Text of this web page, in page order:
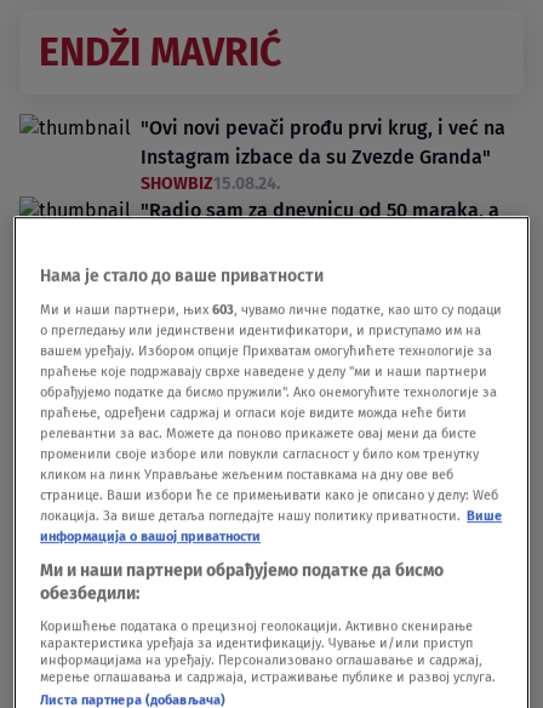
ENDŽI MAVRIĆ
"Ovi novi pevači prođu prvi krug, i već na
Instagram izbace da su Zvezde Granda"
SHOWBIZ15.08.24.
"Radio sam za dnevnicu od 50 maraka, a
to propadne"
Oglas
"Tu noć sam bio u kafani gde je Halid
Bešlić pevao 'Živela Jugoslavija' i plakao -
tada se već nešto naziralo": Naš muzičar o
Нама је стало до ваше приватности
Ми и наши партнери, њих603, чувамо личне податке, као што су подаци
о прегледању или јединствени идентификатори, и приступамо им на
вашем уређају. Избором опције Прихватам омогућићете технологије за
праћење које подржавају сврхе наведене у делу "ми и наши партнери
обрађујемо податке да бисмо пружили". Ако онемогућите технологије за
праћење, одређени садржај и огласи које видите можда неће бити
релевантни за вас. Можете да поново прикажете овај мени да бисте
променили своје изборе или повукли сагласност у било ком тренутку
кликом на линк Управљање жељеним поставкама на дну ове веб
странице. Ваши избори ће се примењивати како је описано у делу: Wеб
локација. За више детаља погледајте нашу политику приватности. Више
информација о вашој приватности
Ми и наши партнери обрађујемо податке да бисмо
обезбедили:
Коришћење података о прецизној геолокацији. Активно скенирање
карактеристика уређаја за идентификацију. Чување и/или приступ
информацијама на уређају. Персонализовано оглашавање и садржај,
мерење оглашавања и садржаја, истраживање публике и развој услуга.
Листа партнера (добављача)